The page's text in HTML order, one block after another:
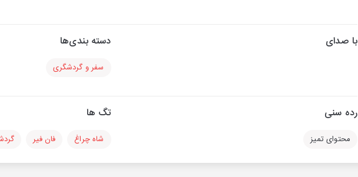
با صدای دسته بندی‌ها
سفر و گردشگری
رده سنی
محتوای تمیز
تگ ها
شاه چراغ فان فیر